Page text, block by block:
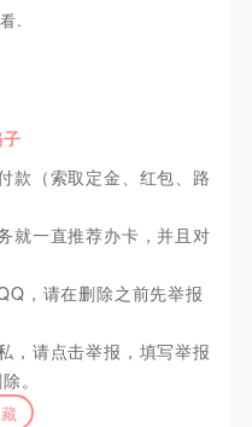
.
款（索取定金、红包、路
就一直推荐办卡，并且对
，请在删除之前先举报
，请点击举报，填写举报
。